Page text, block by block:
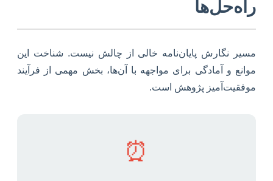
راه‌حل‌ها
مسیر نگارش پایان‌نامه خالی از چالش نیست. شناخت این
موانع و آمادگی برای مواجهه با آن‌ها، بخش مهمی از فرآیند
موفقیت‌آمیز پژوهش است.
⏰